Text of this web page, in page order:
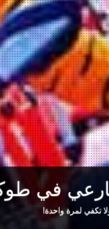
في
تكفي لمرة واحدة!